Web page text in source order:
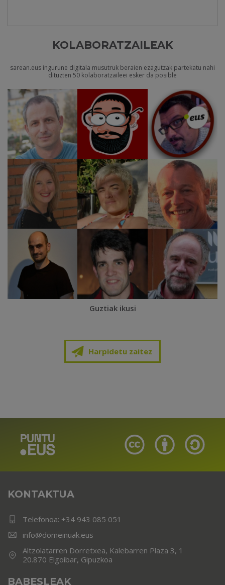
KOLABORATZAILEAK
sarean.eus ingurune digitala musutruk beraien ezagutzak partekatu nahi
dituzten 50 kolaboratzaileei esker da posible
Guztiak ikusi
Harpidetu zaitez
KONTAKTUA
Telefonoa: +34 943 085 051
info@domeinuak.eus
Altzolatarren Dorretxea, Kalebarren Plaza 3, 1
20.870 Elgoibar, Gipuzkoa
BABESLEAK